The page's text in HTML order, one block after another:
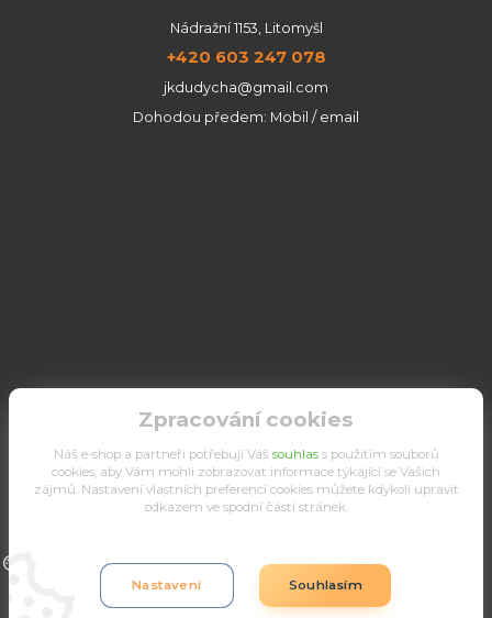
Nádražní 1153, Litomyšl
+420 603 247 078
jkdudycha@gmail.com
Dohodou předem: Mobil / email
Upravit sběr cookies.
Zpracování cookies
Náš e-shop a partneři potřebují Váš souhlass použitím souborů
cookies, aby Vám mohli zobrazovat informace týkající se Vašich
zájmů. Nastavení vlastních preferencí cookies můžete kdykoli upravit
odkazem ve spodní části stránek.
Nastavení Souhlasím